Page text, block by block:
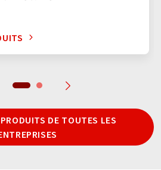
DE TOUTES LES